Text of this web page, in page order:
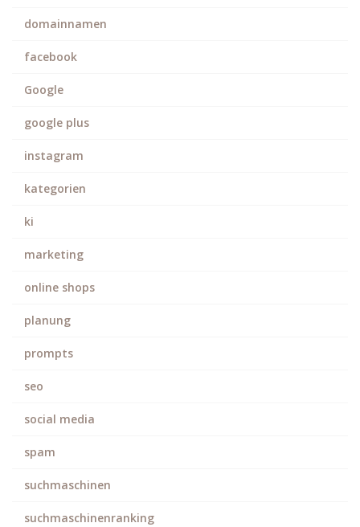
domainnamen
facebook
Google
google plus
instagram
kategorien
ki
marketing
online shops
planung
prompts
seo
social media
spam
suchmaschinen
suchmaschinenranking